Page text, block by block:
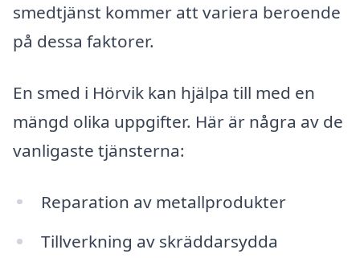
smedtjänst kommer att variera beroende
på dessa faktorer.
En smed i Hörvik kan hjälpa till med en
mängd olika uppgifter. Här är några av de
vanligaste tjänsterna:
Reparation av metallprodukter
Tillverkning av skräddarsydda